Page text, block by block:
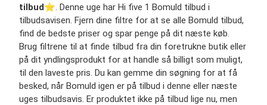
tilbud⭐️. Denne uge har Hi five 1 Bomuld tilbud i
tilbudsavisen. Fjern dine filtre for at se alle Bomuld tilbud,
find de bedste priser og spar penge på dit næste køb.
Brug filtrene til at finde tilbud fra din foretrukne butik eller
på dit yndlingsprodukt for at handle så billigt som muligt,
til den laveste pris. Du kan gemme din søgning for at få
besked, når Bomuld igen er på tilbud i denne eller næste
uges tilbudsavis. Er produktet ikke på tilbud lige nu, men